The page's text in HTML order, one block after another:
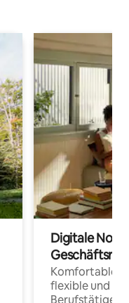
Digitale
Komfortable
flexible und
Berufstätige